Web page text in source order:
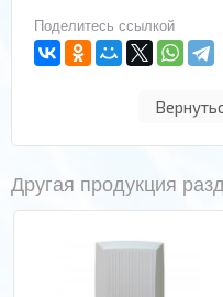
Поделитесь ссылкой
Другая продукция